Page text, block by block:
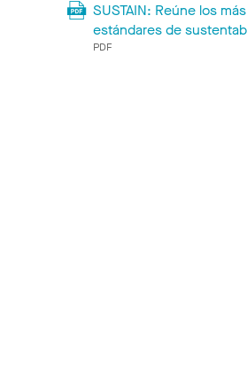
SUSTAIN: Reúne los
estándares de
PDF